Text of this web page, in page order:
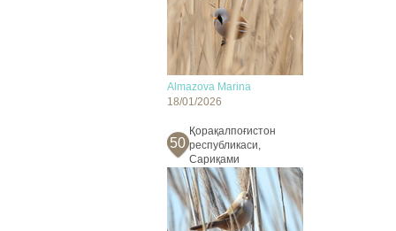
Almazova Marina
18/01/2026
50
Қорақалпоғистон
республикаси,
Сариқами